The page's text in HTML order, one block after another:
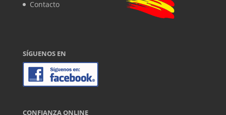
Contacto
SÍGUENOS EN
CONFIANZA ONLINE